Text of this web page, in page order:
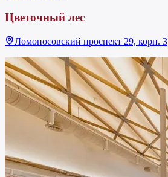
Цветочный лес
Ломоносовский проспект 29, корп. 3